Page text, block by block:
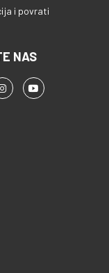
i povrati
NAS